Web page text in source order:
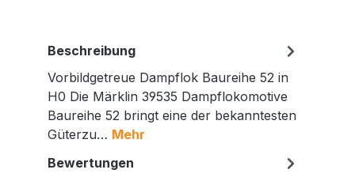
Beschreibung
Vorbildgetreue Dampflok Baureihe 52 in
H0 Die Märklin 39535 Dampflokomotive
Baureihe 52 bringt eine der bekanntesten
Güterzu… Mehr
Bewertungen